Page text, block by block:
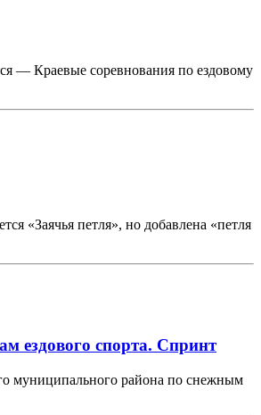
— Краевые соревнования по ездовому
«Заячья петля», но добавлена «петля
ездового спорта. Спринт
муниципального района по снежным